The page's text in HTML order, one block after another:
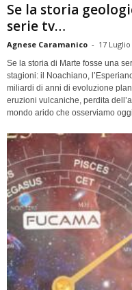
Se la storia
serie tv…
Agnese Caramanico - 17 Luglio
Se la storia di Marte fosse una
stagioni: il Noachiano,
miliardi di anni di evoluzione
eruzioni vulcaniche, perdita
mondo arido che osserviamo